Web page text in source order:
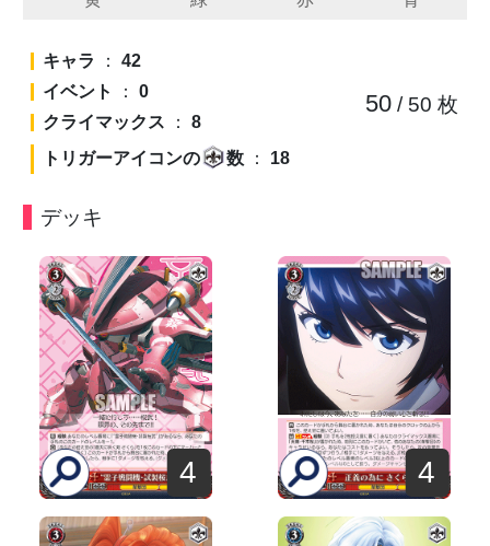
キャラ ： 42
イベント
： 0
クライマックス ： 8
トリガーアイコンの
数 ： 18
50/ 50 枚
デッキ
4 4